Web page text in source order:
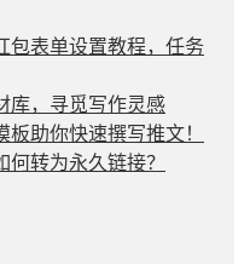
包表单设置教程，任务
库，寻觅写作灵感
助你快速撰写推文！
转为永久链接？